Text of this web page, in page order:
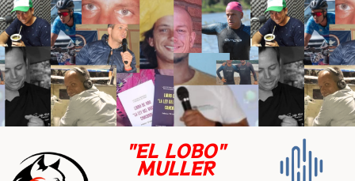
"EL LOBO"
MULLER